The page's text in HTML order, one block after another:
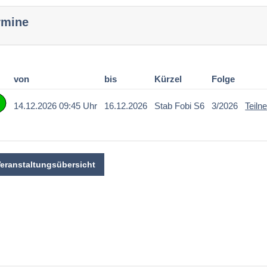
von bis Kürzel Folge
14.12.2026 09:45 Uhr 16.12.2026 Stab Fobi S6 3/2026